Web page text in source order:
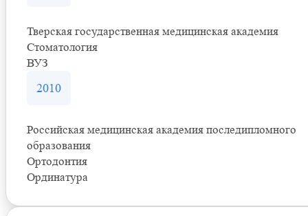
Тверская государственная медицинская академия
Стоматология
ВУЗ
2010
Российская медицинская академия последипломного
образования
Ортодонтия
Ординатура